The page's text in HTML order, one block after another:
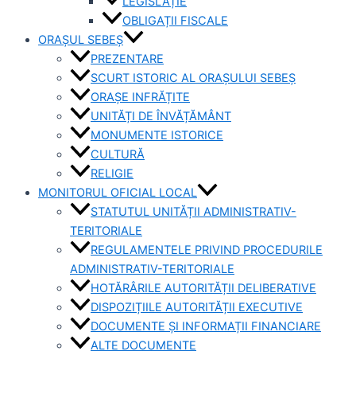
OBLIGAȚII FISCALE
ORAȘUL SEBEȘ
PREZENTARE
SCURT ISTORIC AL ORAȘULUI SEBEȘ
ORAȘE INFRĂȚITE
UNITĂȚI DE ÎNVĂȚĂMÂNT
MONUMENTE ISTORICE
CULTURĂ
RELIGIE
MONITORUL OFICIAL LOCAL
STATUTUL UNITĂȚII ADMINISTRATIV-
TERITORIALE
REGULAMENTELE PRIVIND PROCEDURILE
ADMINISTRATIV-TERITORIALE
HOTĂRÂRILE AUTORITĂȚII DELIBERATIVE
DISPOZIȚIILE AUTORITĂȚII EXECUTIVE
DOCUMENTE ȘI INFORMAȚII FINANCIARE
ALTE DOCUMENTE